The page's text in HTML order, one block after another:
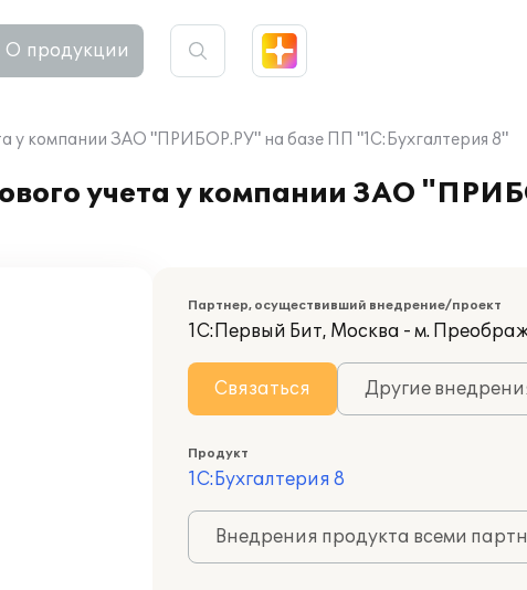
О продукции
у компании ЗАО "ПРИБОР.РУ" на базе ПП "1С:Бухгалтерия 8"
учета у компании ЗАО
Партнер, осуществивший внедрение/проект
1С:Первый Бит, Москва - м.
Связаться Другие
Продукт
1С:Бухгалтерия 8
Внедрения продукта всеми